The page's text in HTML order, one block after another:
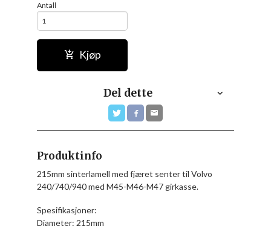
Antall
Kjøp
Del dette
Produktinfo
215mm sinterlamell med fjæret senter til Volvo
240/740/940 med M45-M46-M47 girkasse.
Spesifikasjoner:
Diameter: 215mm